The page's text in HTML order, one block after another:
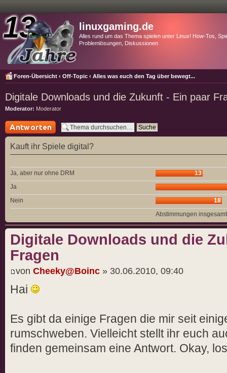
linuxgaming.de
Alles rund um das Thema spielen unter Linux! How-Tos,
Problemlösungen, Diskussionen
Foren-Übersicht ‹ Off-Topic ‹ Alles was euch den Tag über bewegt...
Digitale Downloads und die Zukunft - Ein paar
Moderator: Moderator
Antwort schreiben
Kauft ihr Spiele digital?
Ja, aber nur ohne DRM
13
Ja
Nein
18
Abstimmungen
Digitale Downloads und die
Fragen
von Cheeky@Boinc » 30.06.2010, 09:40
Hai
Es gibt da einige Fragen die mir seit
rumschweben. Vielleicht stellt ihr euch
finden gemeinsam eine Antwort. Okay,